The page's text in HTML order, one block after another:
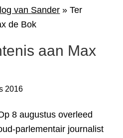
van Sander » Ter
de Bok
aan Max
2016
8 augustus overleed
parlementair journalist